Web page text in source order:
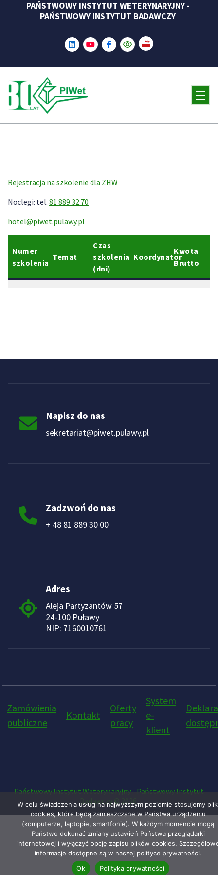
PAŃSTWOWY INSTYTUT WETERYNARYJNY -
PAŃSTWOWY INSTYTUT BADAWCZY
Rejestracja na szkolenie dla ZHW
Noclegi: tel. 81 889 32 70
hotel@piwet.pulawy.pl
Numer
szkolenia
Temat
Czas
szkolenia
(dni)
Koordynator
Kwota
Brutto
Napisz do nas
sekretariat@piwet.pulawy.pl
Zadzwoń do nas
+ 48 81 889 30 00
Adres
Aleja Partyzantów 57
24-100 Puławy
NIP: 7160010761
Zamówienia
publiczne
Kontakt
Oferty
pracy
System
e-
klient
Państwowy Instytut Weterynaryjny - Państwowy Instytut
Badawczy © 2026.
W celu świadczenia usług na najwyższym poziomie stosujemy
cookies, które będą zamieszczane w Państwa urządzeniu
(komputerze, laptopie, smartfonie). W każdym momencie mogą
Państwo dokonać zmiany ustawień Państwa przeglądarki
internetowej i wyłączyć opcję zapisu plików cookies.
informacje dostępne są w naszej polityce prywatności.
Ok
Polityka prywatności